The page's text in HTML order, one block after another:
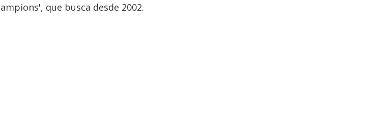
que busca desde 2002.